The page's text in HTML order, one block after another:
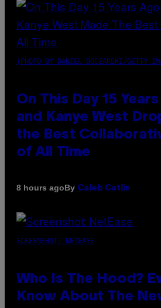
(PHOTO BY DANIEL BOCZARSKI/GETTY
On This Day 15
and Kanye West
the Best
of All Time
8 hours agoBy Caleb Catlin
SCREENSHOT: NETEASE
Who Is The Hood?
Know About The